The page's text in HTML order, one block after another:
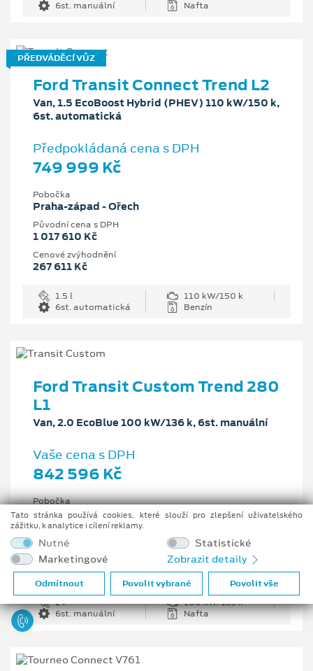
6st. manuální
Nafta
PŘEDVÁDĚCÍ VŮZ
Ford Transit Connect Trend L2
Van, 1.5 EcoBoost Hybrid (PHEV) 110 kW/150 k,
6st. automatická
Předpokládaná cena s DPH
749 999 Kč
Pobočka
Praha-západ - Ořech
Původní cena s DPH
1 017 610 Kč
Cenové zvýhodnění
267 611 Kč
1.5 l
110 kW/150 k
6st. automatická
Benzín
Ford Transit Custom Trend 280
L1
Van, 2.0 EcoBlue 100 kW/136 k, 6st. manuální
Vaše cena s DPH
842 596 Kč
Pobočka
Centrální sklad v ČR
Původní cena s DPH
1 203 708 Kč
Cenové zvýhodnění
361 112 Kč
2 l
100 kW/136 k
6st. manuální
Nafta
Tato stránka používá cookies, které slouží pro zlepšení uživatelského
zážitku, k analytice i cílení reklamy.
Nutné
Statistické
Marketingové
Zobrazit detaily
Odmítnout Povolit vybrané Povolit vše